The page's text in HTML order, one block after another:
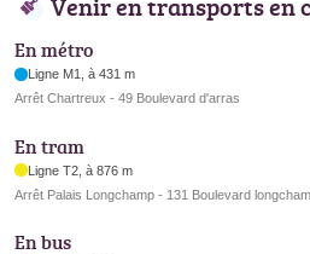
En métro
Ligne M1, à 431 m
Arrêt Chartreux - 49 Boulevard d'arras
En tram
Ligne T2, à 876 m
Arrêt Palais Longchamp - 131 Boulevard
En bus